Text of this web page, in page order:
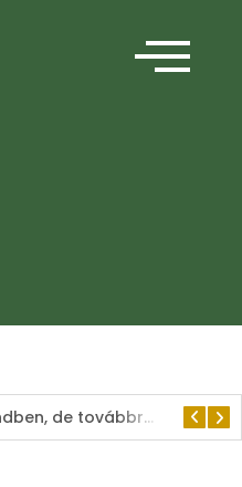
Ügyeleti rendben, de továbbra is a lakosság szolgálatában tart nyitva a Kisvárdai Polgármesteri Hivatal